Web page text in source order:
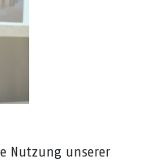
Nutzung unserer